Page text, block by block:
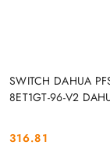
SWITCH DAHUA
8ET1GT-96-V2
Cena:
316.81